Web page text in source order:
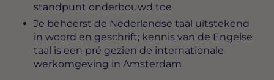
standpunt onderbouwd toe
Je beheerst de Nederlandse taal uitstekend
in woord en geschrift; kennis van de Engelse
taal is een pré gezien de internationale
werkomgeving in Amsterdam